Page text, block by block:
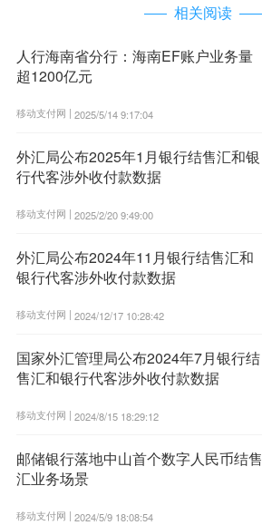
相关阅读
人行海南省分行：海南EF账户业务量
超1200亿元
移动支付网 | 2025/5/14 9:17:04
外汇局公布2025年1月银行结售汇和银
行代客涉外收付款数据
移动支付网 | 2025/2/20 9:49:00
外汇局公布2024年11月银行结售汇和
银行代客涉外收付款数据
移动支付网 | 2024/12/17 10:28:42
国家外汇管理局公布2024年7月银行结
售汇和银行代客涉外收付款数据
移动支付网 | 2024/8/15 18:29:12
邮储银行落地中山首个数字人民币结售
汇业务场景
移动支付网 | 2024/5/9 18:08:54